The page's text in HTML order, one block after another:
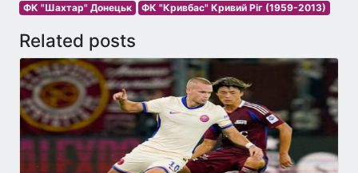
ФК "Шахтар" Донецьк
ФК "Кривбас" Кривий Ріг (1959-2013)
Related posts